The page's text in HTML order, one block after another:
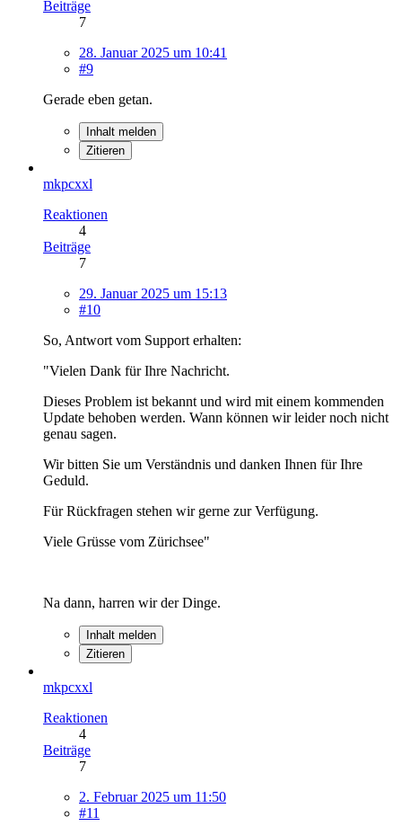
Beiträge
7
28. Januar 2025 um 10:41
#9
Gerade eben getan.
Inhalt melden
Zitieren
mkpcxxl
Reaktionen
4
Beiträge
7
29. Januar 2025 um 15:13
#10
So, Antwort vom Support erhalten:
"Vielen Dank für Ihre Nachricht.
Dieses Problem ist bekannt und wird mit einem kommenden
Update behoben werden. Wann können wir leider noch nicht
genau sagen.
Wir bitten Sie um Verständnis und danken Ihnen für Ihre
Geduld.
Für Rückfragen stehen wir gerne zur Verfügung.
Viele Grüsse vom Zürichsee"
Na dann, harren wir der Dinge.
Inhalt melden
Zitieren
mkpcxxl
Reaktionen
4
Beiträge
7
2. Februar 2025 um 11:50
#11